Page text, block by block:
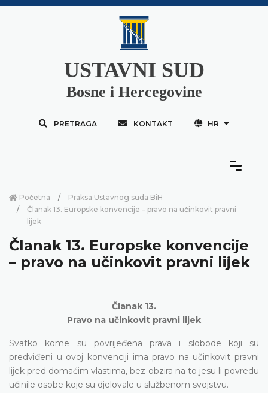
USTAVNI SUD
Bosne i Hercegovine
PRETRAGA KONTAKT HR
Početna
Praksa Ustavnog suda BiH
Članak 13. Europske konvencije – pravo na učinkovit pravni
lijek
Članak 13. Europske konvencije
– pravo na učinkovit pravni lijek
Članak 13.
Pravo na učinkovit pravni lijek
Svatko kome su povrijeđena prava i slobode koji su
predviđeni u ovoj konvenciji ima pravo na učinkovit pravni
lijek pred domaćim vlastima, bez obzira na to jesu li povredu
učinile osobe koje su djelovale u službenom svojstvu.